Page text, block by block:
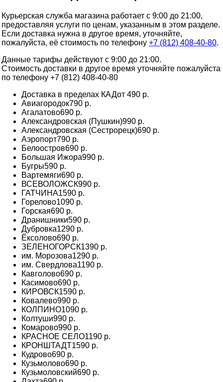
Курьерская служба магазина работает с 9:00 до 21:00,
предоставляя услуги по ценам, указанным в этом разделе.
Если доставка нужна в другое время, уточняйте,
пожалуйста, её стоимость по телефону +7 (812) 408-40-80.
Данные тарифы действуют с 9:00 до 21:00.
Стоимость доставки в другое время уточняйте пожалуйста
по телефону +7 (812) 408-40-80
Доставка в пределах КАДот 490 р.
Авиагородок790 р.
Агалатово690 р.
Александровская (Пушкин)990 р.
Александровская (Сестрорецк)690 р.
Аэропорт790 р.
Белоостров690 р.
Большая Ижора990 р.
Бугры590 р.
Вартемяги690 р.
ВСЕВОЛОЖСК990 р.
ГАТЧИНА1590 р.
Горелово1090 р.
Горская690 р.
Дранишники590 р.
Дубровка1290 р.
Ёксолово690 р.
ЗЕЛЕНОГОРСК1390 р.
им. Морозова1290 р.
им. Свердлова1190 р.
Кавголово690 р.
Касимово690 р.
КИРОВСК1590 р.
Ковалево990 р.
КОЛПИНО1090 р.
Колтуши990 р.
Комарово990 р.
КРАСНОЕ СЕЛО1190 р.
КРОНШТАДТ1590 р.
Кудрово690 р.
Кузьмолово690 р.
Кузьмоловский690 р.